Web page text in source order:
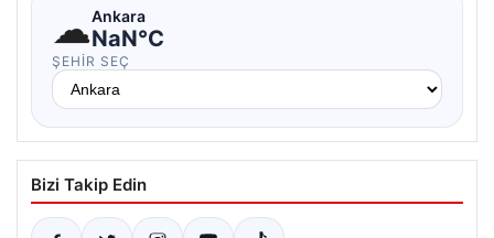
☁Ankara
NaN°C
ŞEHIR SEÇ
Bizi Takip Edin